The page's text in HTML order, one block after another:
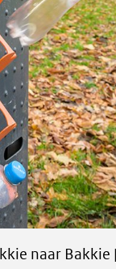
naar Bakkie |